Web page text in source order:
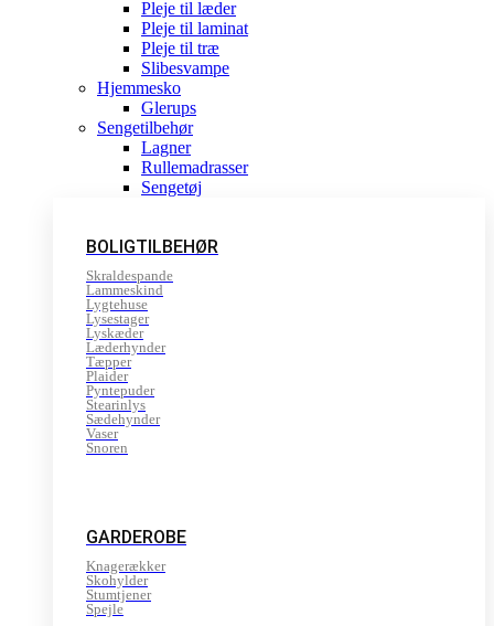
Pleje til læder
Pleje til laminat
Pleje til træ
Slibesvampe
Hjemmesko
Glerups
Sengetilbehør
Lagner
Rullemadrasser
Sengetøj
BOLIGTILBEHØR
Skraldespande
Lammeskind
Lygtehuse
Lysestager
Lyskæder
Læderhynder
Tæpper
Plaider
Pyntepuder
Stearinlys
Sædehynder
Vaser
Snoren
GARDEROBE
Knagerækker
Skohylder
Stumtjener
Spejle